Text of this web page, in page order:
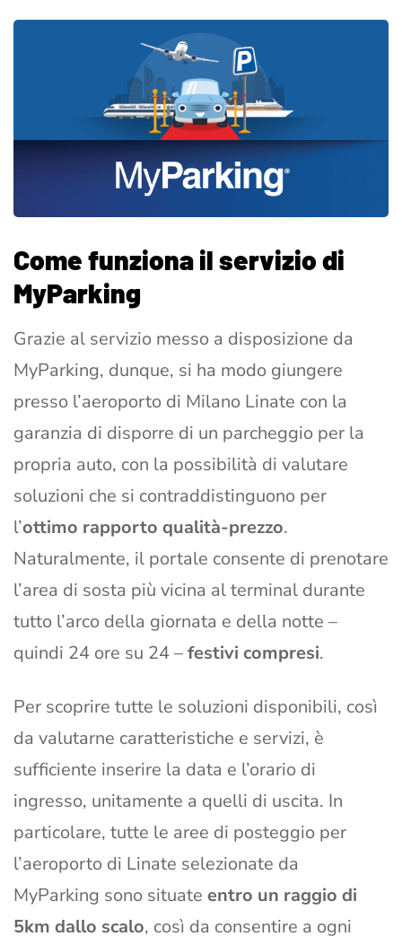
Come funziona il servizio di
MyParking
Grazie al servizio messo a disposizione da
MyParking, dunque, si ha modo giungere
presso l’aeroporto di Milano Linate con la
garanzia di disporre di un parcheggio per la
propria auto, con la possibilità di valutare
soluzioni che si contraddistinguono per
l’ottimo rapporto qualità-prezzo.
Naturalmente, il portale consente di prenotare
l’area di sosta più vicina al terminal durante
tutto l’arco della giornata e della notte –
quindi 24 ore su 24 –festivi compresi.
Per scoprire tutte le soluzioni disponibili, così
da valutarne caratteristiche e servizi, è
sufficiente inserire la data e l’orario di
ingresso, unitamente a quelli di uscita. In
particolare, tutte le aree di posteggio per
l’aeroporto di Linate selezionate da
MyParking sono situate entro un raggio di
5km dallo scalo, così da consentire a ogni